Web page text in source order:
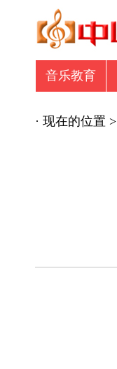
音乐教育
· 现在的位置 >